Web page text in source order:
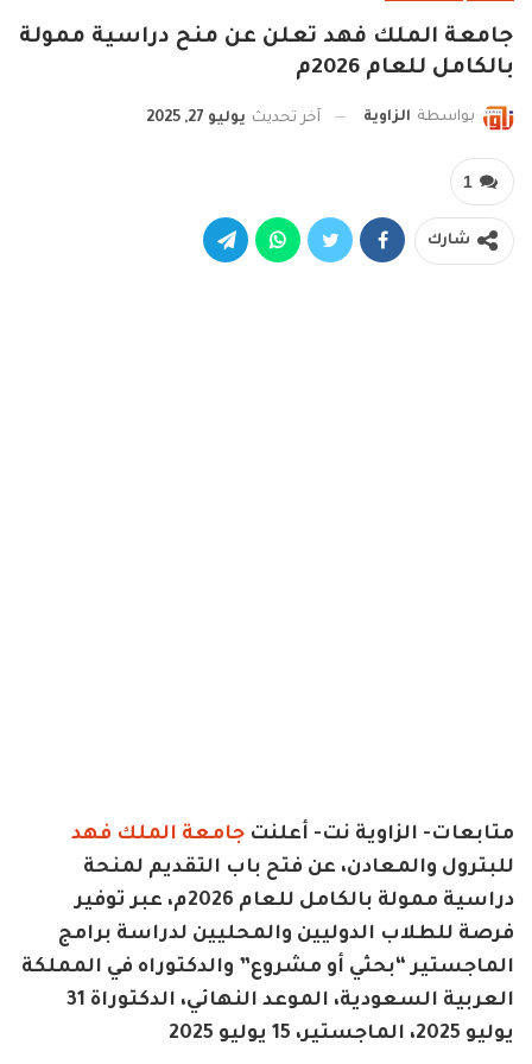
جامعة الملك فهد تعلن عن منح دراسية ممولة
بالكامل للعام 2026م
بواسطة الزاوية آخر تحديث يوليو 27, 2025
1
شارك
متابعات- الزاوية نت- أعلنت جامعة الملك فهد
للبترول والمعادن، عن فتح باب التقديم لمنحة
دراسية ممولة بالكامل للعام 2026م، عبر توفير
فرصة للطلاب الدوليين والمحليين لدراسة برامج
الماجستير “بحثي أو مشروع” والدكتوراه في المملكة
العربية السعودية، الموعد النهائي، الدكتوراة 31
يوليو 2025، الماجستير، 15 يوليو 2025